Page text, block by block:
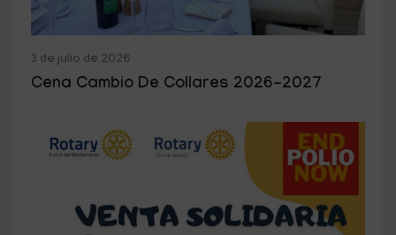
3 de julio de 2026
Cena Cambio De Collares 2026-2027